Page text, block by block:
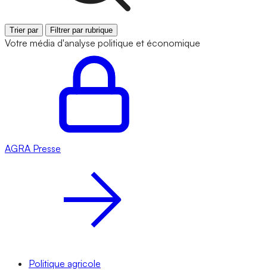
Trier par Filtrer par rubrique
Votre média d'analyse politique et économique
AGRA Presse
Politique agricole